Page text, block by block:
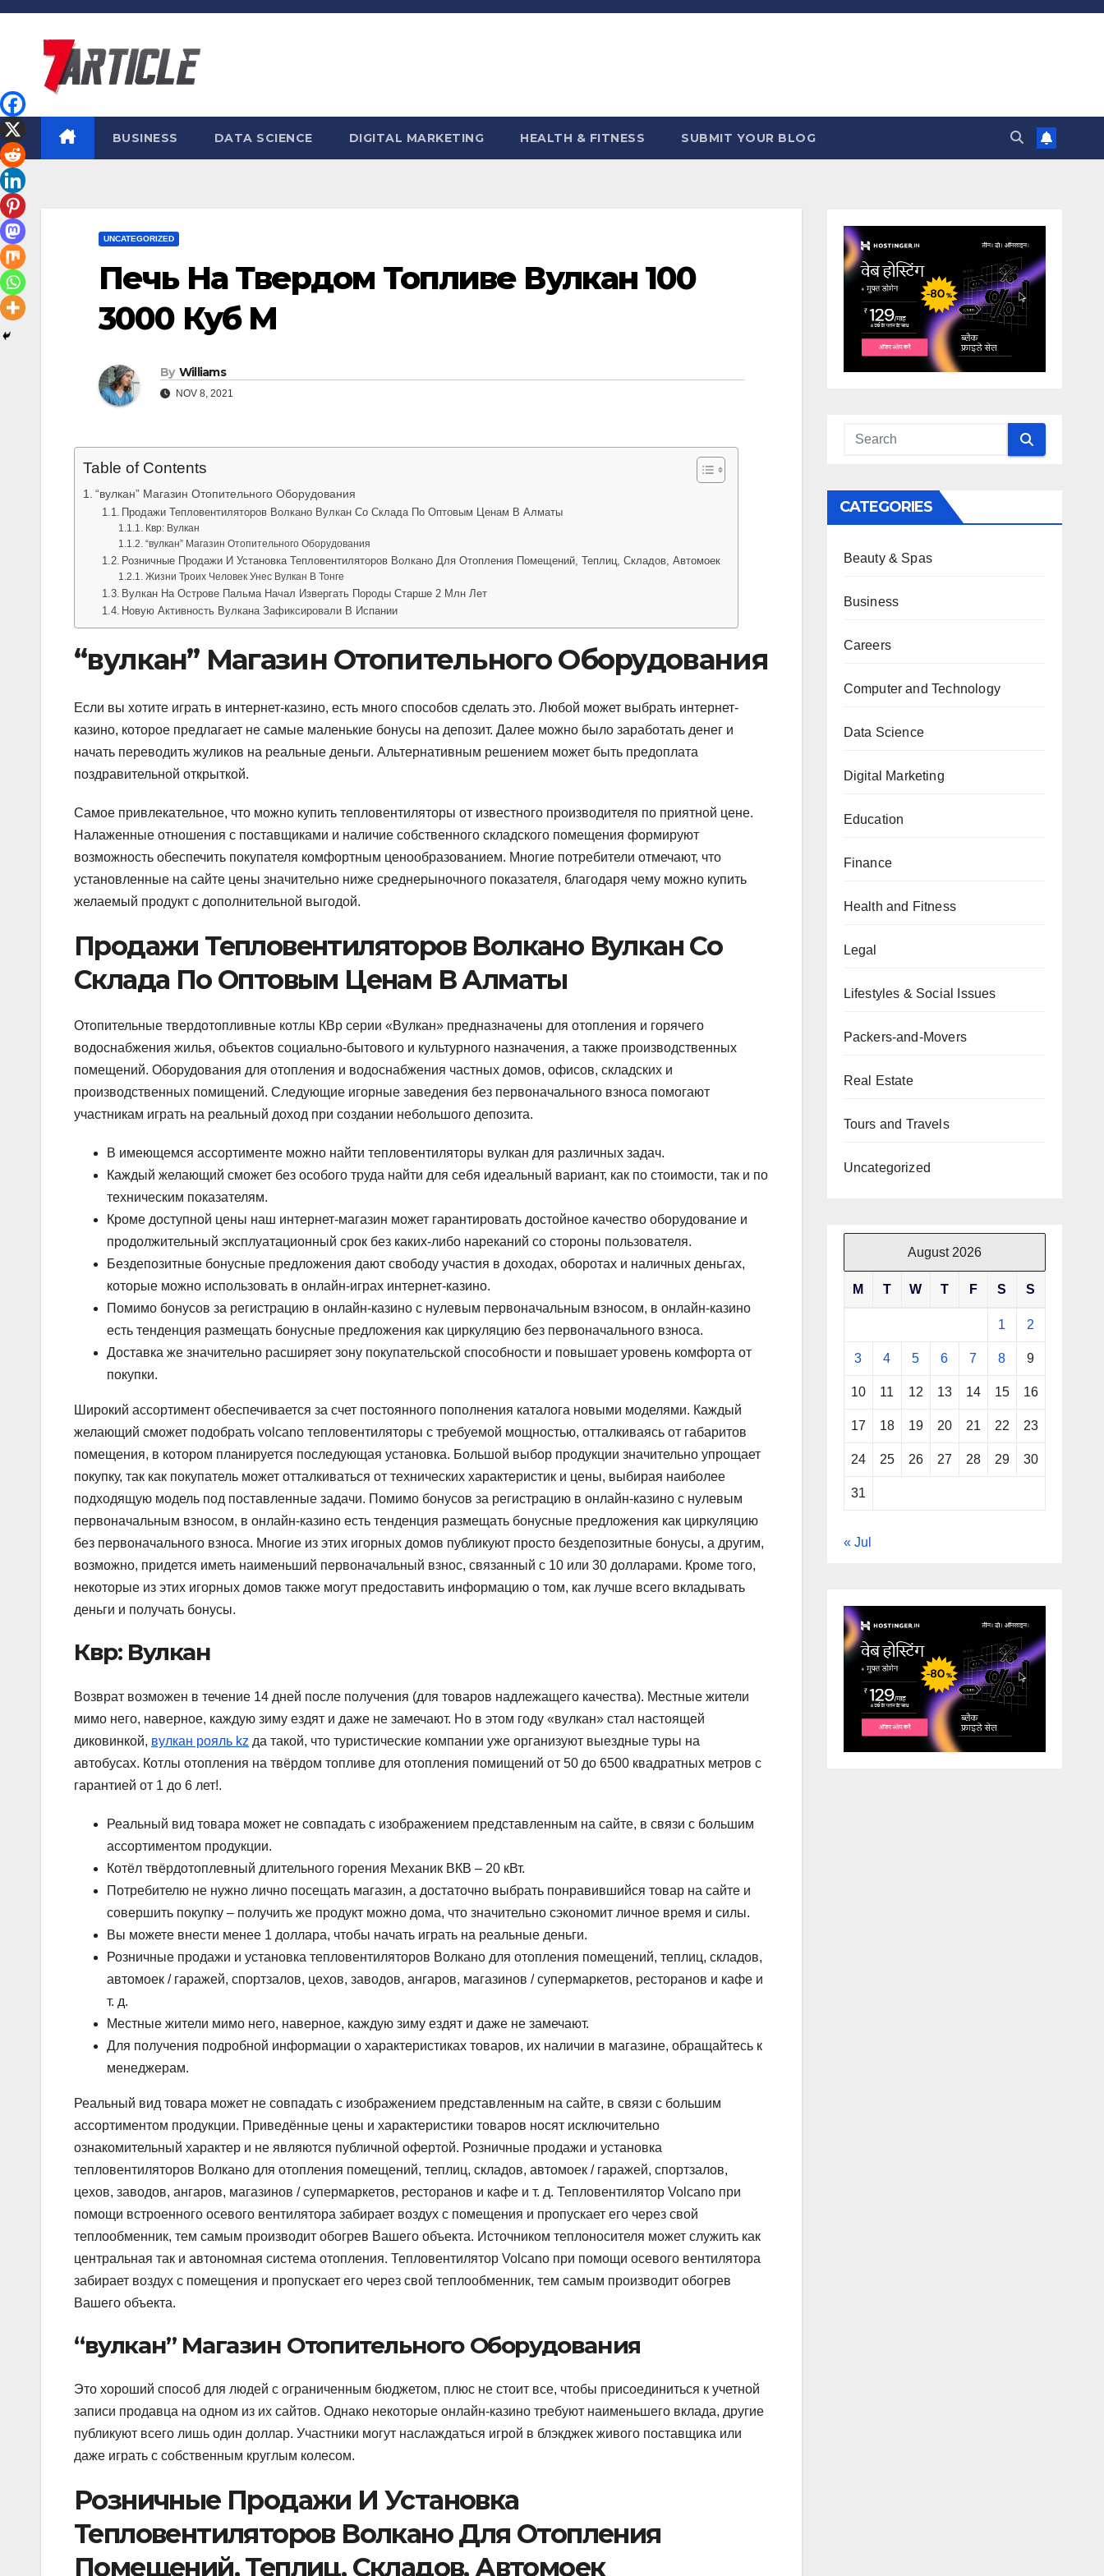
Skip
BUSINESS DATA SCIENCE DIGITAL MARKETING HEALTH & FITNESS SUBMIT YOUR BLOG
UNCATEGORIZED
Печь На Твердом Топливе Вулкан 100
3000 Куб М
By Williams
NOV 8, 2021
Table of Contents
“вулкан” Магазин Отопительного Оборудования
Продажи Тепловентиляторов Волкано Вулкан Со Склада По Оптовым Ценам В Алматы
Квр: Вулкан
“вулкан” Магазин Отопительного Оборудования
Розничные Продажи И Установка Тепловентиляторов Волкано Для Отопления Помещений, Теплиц, Складов, Автомоек
Жизни Троих Человек Унес Вулкан В Тонге
Вулкан На Острове Пальма Начал Извергать Породы Старше 2 Млн Лет
Новую Активность Вулкана Зафиксировали В Испании
“вулкан” Магазин Отопительного Оборудования
Если вы хотите играть в интернет-казино, есть много способов сделать это. Любой может выбрать интернет-
казино, которое предлагает не самые маленькие бонусы на депозит. Далее можно было заработать денег и
начать переводить жуликов на реальные деньги. Альтернативным решением может быть предоплата
поздравительной открыткой.
Самое привлекательное, что можно купить тепловентиляторы от известного производителя по приятной цене.
Налаженные отношения с поставщиками и наличие собственного складского помещения формируют
возможность обеспечить покупателя комфортным ценообразованием. Многие потребители отмечают, что
установленные на сайте цены значительно ниже среднерыночного показателя, благодаря чему можно купить
желаемый продукт с дополнительной выгодой.
Продажи Тепловентиляторов Волкано Вулкан Со
Склада По Оптовым Ценам В Алматы
Отопительные твердотопливные котлы КВр серии «Вулкан» предназначены для отопления и горячего
водоснабжения жилья, объектов социально-бытового и культурного назначения, а также производственных
помещений. Оборудования для отопления и водоснабжения частных домов, офисов, складских и
производственных помищений. Следующие игорные заведения без первоначального взноса помогают
участникам играть на реальный доход при создании небольшого депозита.
В имеющемся ассортименте можно найти тепловентиляторы вулкан для различных задач.
Каждый желающий сможет без особого труда найти для себя идеальный вариант, как по стоимости, так и по
техническим показателям.
Кроме доступной цены наш интернет-магазин может гарантировать достойное качество оборудование и
продолжительный эксплуатационный срок без каких-либо нареканий со стороны пользователя.
Бездепозитные бонусные предложения дают свободу участия в доходах, оборотах и ​​наличных деньгах,
которые можно использовать в онлайн-играх интернет-казино.
Помимо бонусов за регистрацию в онлайн-казино с нулевым первоначальным взносом, в онлайн-казино
есть тенденция размещать бонусные предложения как циркуляцию без первоначального взноса.
Доставка же значительно расширяет зону покупательской способности и повышает уровень комфорта от
покупки.
Широкий ассортимент обеспечивается за счет постоянного пополнения каталога новыми моделями. Каждый
желающий сможет подобрать volcano тепловентиляторы с требуемой мощностью, отталкиваясь от габаритов
помещения, в котором планируется последующая установка. Большой выбор продукции значительно упрощает
покупку, так как покупатель может отталкиваться от технических характеристик и цены, выбирая наиболее
подходящую модель под поставленные задачи. Помимо бонусов за регистрацию в онлайн-казино с нулевым
первоначальным взносом, в онлайн-казино есть тенденция размещать бонусные предложения как циркуляцию
без первоначального взноса. Многие из этих игорных домов публикуют просто бездепозитные бонусы, а другим,
возможно, придется иметь наименьший первоначальный взнос, связанный с 10 или 30 долларами. Кроме того,
некоторые из этих игорных домов также могут предоставить информацию о том, как лучше всего вкладывать
деньги и получать бонусы.
Квр: Вулкан
Возврат возможен в течение 14 дней после получения (для товаров надлежащего качества). Местные жители
мимо него, наверное, каждую зиму ездят и даже не замечают. Но в этом году «вулкан» стал настоящей
диковинкой, вулкан рояль kz да такой, что туристические компании уже организуют выездные туры на
автобусах. Котлы отопления на твёрдом топливе для отопления помищений от 50 до 6500 квадратных метров с
гарантией от 1 до 6 лет!.
Реальный вид товара может не совпадать с изображением представленным на сайте, в связи с большим
ассортиментом продукции.
Котёл твёрдотоплевный длительного горения Механик ВКВ – 20 кВт.
Потребителю не нужно лично посещать магазин, а достаточно выбрать понравившийся товар на сайте и
совершить покупку – получить же продукт можно дома, что значительно сэкономит личное время и силы.
Вы можете внести менее 1 доллара, чтобы начать играть на реальные деньги.
Розничные продажи и установка тепловентиляторов Волкано для отопления помещений, теплиц, складов,
автомоек / гаражей, спортзалов, цехов, заводов, ангаров, магазинов / супермаркетов, ресторанов и кафе и
т. д.
Местные жители мимо него, наверное, каждую зиму ездят и даже не замечают.
Для получения подробной информации о характеристиках товаров, их наличии в магазине, обращайтесь к
менеджерам.
Реальный вид товара может не совпадать с изображением представленным на сайте, в связи с большим
ассортиментом продукции. Приведённые цены и характеристики товаров носят исключительно
ознакомительный характер и не являются публичной офертой. Розничные продажи и установка
тепловентиляторов Волкано для отопления помещений, теплиц, складов, автомоек / гаражей, спортзалов,
цехов, заводов, ангаров, магазинов / супермаркетов, ресторанов и кафе и т. д. Тепловентилятор Volcano при
помощи встроенного осевого вентилятора забирает воздух с помещения и пропускает его через свой
теплообменник, тем самым производит обогрев Вашего объекта. Источником теплоносителя может служить как
центральная так и автономная система отопления. Тепловентилятор Volcano при помощи осевого вентилятора
забирает воздух с помещения и пропускает его через свой теплообменник, тем самым производит обогрев
Вашего объекта.
“вулкан” Магазин Отопительного Оборудования
Это хороший способ для людей с ограниченным бюджетом, плюс не стоит все, чтобы присоединиться к учетной
записи продавца на одном из их сайтов. Однако некоторые онлайн-казино требуют наименьшего вклада, другие
публикуют всего лишь один доллар. Участники могут наслаждаться игрой в блэкджек живого поставщика или
даже играть с собственным круглым колесом.
Розничные Продажи И Установка
Тепловентиляторов Волкано Для Отопления
Помещений, Теплиц, Складов, Автомоек
CATEGORIES
Beauty & Spas
Business
Careers
Computer and Technology
Data Science
Digital Marketing
Education
Finance
Health and Fitness
Legal
Lifestyles & Social Issues
Packers-and-Movers
Real Estate
Tours and Travels
Uncategorized
August 2026
M T W T F S S
1 2
3 4 5 6 7 8 9
10 11 12 13 14 15 16
17 18 19 20 21 22 23
24 25 26 27 28 29 30
31
« Jul